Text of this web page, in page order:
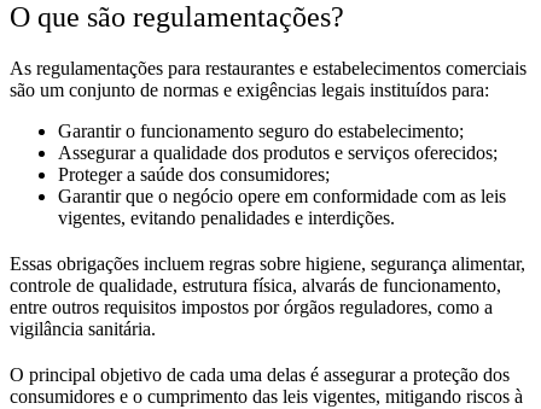
O que são regulamentações?
As regulamentações para restaurantes e estabelecimentos comerciais
são um conjunto de normas e exigências legais instituídos para:
Garantir o funcionamento seguro do estabelecimento;
Assegurar a qualidade dos produtos e serviços oferecidos;
Proteger a saúde dos consumidores;
Garantir que o negócio opere em conformidade com as leis
vigentes, evitando penalidades e interdições.
Essas obrigações incluem regras sobre higiene, segurança alimentar,
controle de qualidade, estrutura física, alvarás de funcionamento,
entre outros requisitos impostos por órgãos reguladores, como a
vigilância sanitária.
O principal objetivo de cada uma delas é assegurar a proteção dos
consumidores e o cumprimento das leis vigentes, mitigando riscos à